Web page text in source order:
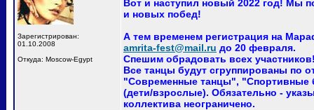
Зарегистрирован:
01.10.2008
Откуда: Moscow-Egypt
Вот и наступил новый 2022 год! Мы
и новых побед!
А тем временем регистрация на
amrita-fest@mail.ru до 20 февраля.
Спешим обрадовать всех
Все танцы будут сгруппированы по
"Современные танцы", "Спортивные
(дети/взрослые). Обязательно -
коллектива неограничено.